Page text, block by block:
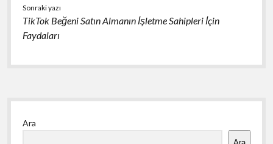
Sonraki yazı
TikTok Beğeni Satın Almanın İşletme Sahipleri İçin
Faydaları
Yan
Menü
Ara